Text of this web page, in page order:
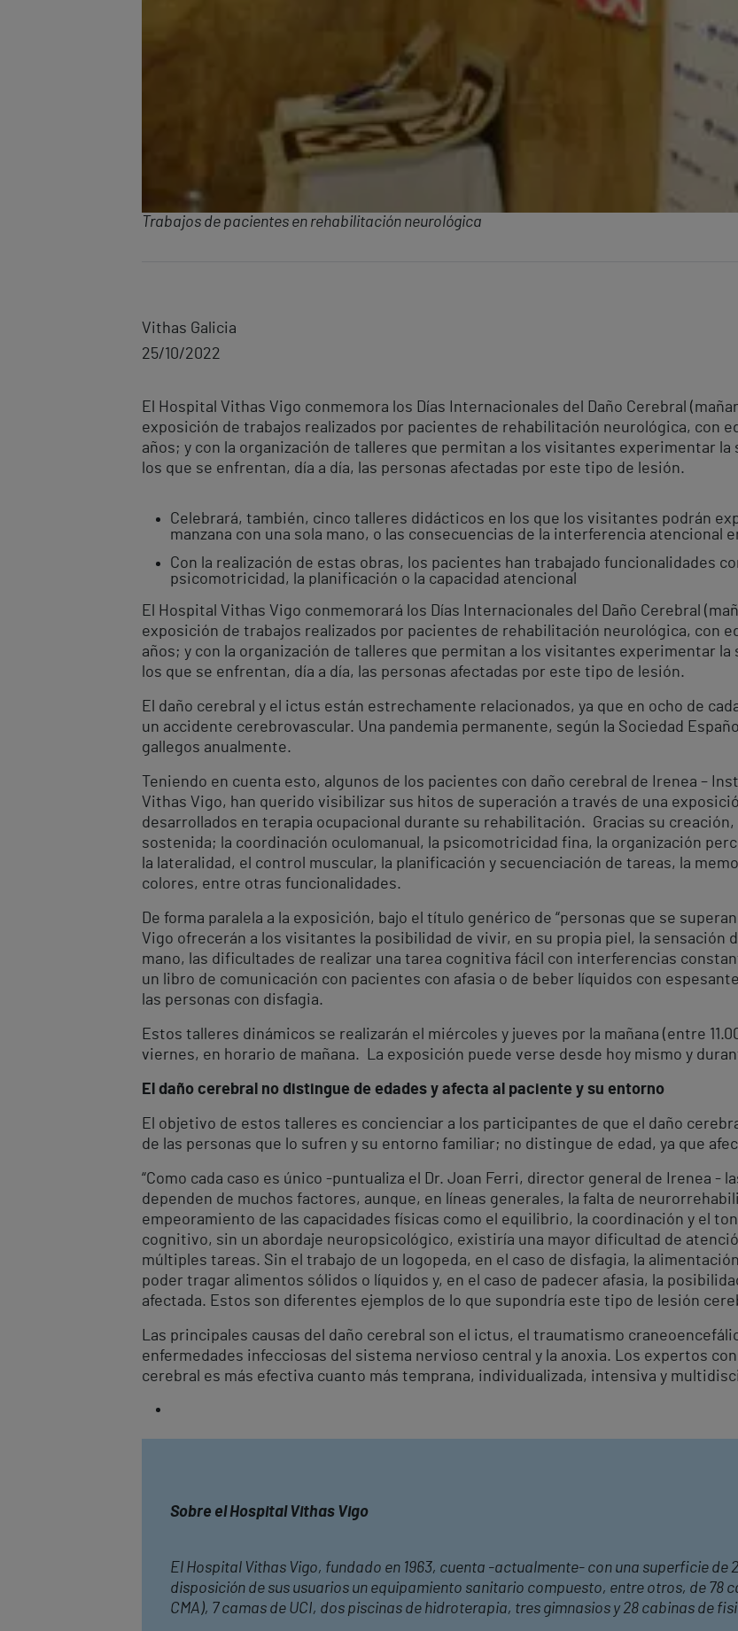
Trabajos de pacientes en rehabilitación neurológica
Vithas Galicia
25/10/2022
El Hospital Vithas Vigo conmemora los Días Internacionales del Daño Cerebral
exposición de trabajos realizados por pacientes de rehabilitación neurológica, con
años; y con la organización de talleres que permitan a los visitantes experimentar la
los que se enfrentan, día a día, las personas afectadas por este tipo de lesión.
Celebrará, también, cinco talleres didácticos en los que los visitantes podrán
manzana con una sola mano, o las consecuencias de la interferencia atencional
Con la realización de estas obras, los pacientes han trabajado funcionalidades
psicomotricidad, la planificación o la capacidad atencional
El Hospital Vithas Vigo conmemorará los Días Internacionales del Daño Cerebral
exposición de trabajos realizados por pacientes de rehabilitación neurológica, con
años; y con la organización de talleres que permitan a los visitantes experimentar la
los que se enfrentan, día a día, las personas afectadas por este tipo de lesión.
El daño cerebral y el ictus están estrechamente relacionados, ya que en ocho de
un accidente cerebrovascular. Una pandemia permanente, según la Sociedad
gallegos anualmente.
Teniendo en cuenta esto, algunos de los pacientes con daño cerebral de Irenea –
Vithas Vigo, han querido visibilizar sus hitos de superación a través de una
desarrollados en terapia ocupacional durante su rehabilitación. Gracias su
sostenida; la coordinación oculomanual, la psicomotricidad fina, la organización
la lateralidad, el control muscular, la planificación y secuenciación de tareas, la
colores, entre otras funcionalidades.
De forma paralela a la exposición, bajo el título genérico de “personas que se
Vigo ofrecerán a los visitantes la posibilidad de vivir, en su propia piel, la sensación
mano, las dificultades de realizar una tarea cognitiva fácil con interferencias
un libro de comunicación con pacientes con afasia o de beber líquidos con
las personas con disfagia.
Estos talleres dinámicos se realizarán el miércoles y jueves por la mañana (entre 11.00
viernes, en horario de mañana. La exposición puede verse desde hoy mismo y
El daño cerebral no distingue de edades y afecta al paciente y su entorno
El objetivo de estos talleres es concienciar a los participantes de que el daño
de las personas que lo sufren y su entorno familiar; no distingue de edad, ya que
“Como cada caso es único -puntualiza el Dr. Joan Ferri, director general de Irenea -
dependen de muchos factores, aunque, en líneas generales, la falta de
empeoramiento de las capacidades físicas como el equilibrio, la coordinación y el
cognitivo, sin un abordaje neuropsicológico, existiría una mayor dificultad de
múltiples tareas. Sin el trabajo de un logopeda, en el caso de disfagia, la
poder tragar alimentos sólidos o líquidos y, en el caso de padecer afasia, la
afectada. Estos son diferentes ejemplos de lo que supondría este tipo de lesión
Las principales causas del daño cerebral son el ictus, el traumatismo
enfermedades infecciosas del sistema nervioso central y la anoxia. Los expertos
cerebral es más efectiva cuanto más temprana, individualizada, intensiva y
Sobre el Hospital Vithas Vigo
El Hospital Vithas Vigo, fundado en 1963, cuenta -actualmente- con una superficie de
disposición de sus usuarios un equipamiento sanitario compuesto, entre otros, de 78
CMA), 7 camas de UCI, dos piscinas de hidroterapia, tres gimnasios y 28 cabinas de